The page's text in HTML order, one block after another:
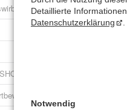
ab 4
– weitere
2.0
Detaillierte
Datenschutzerklärung
Notwendig